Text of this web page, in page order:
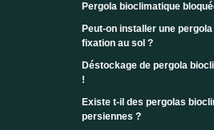
Pergola bioclimatique
Peut-on installer une
fixation au sol ?
Déstockage de pergola
!
Existe t-il des pergolas
persiennes ?